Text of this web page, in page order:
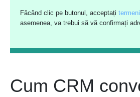
Făcând clic pe butonul, acceptați
asemenea, va trebui să vă confirmați
Cum CRM